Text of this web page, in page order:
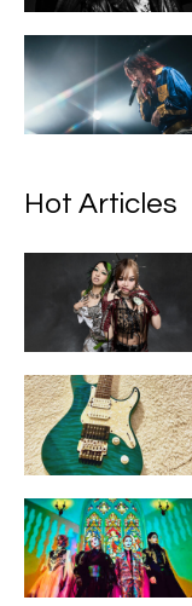
Hot Articles